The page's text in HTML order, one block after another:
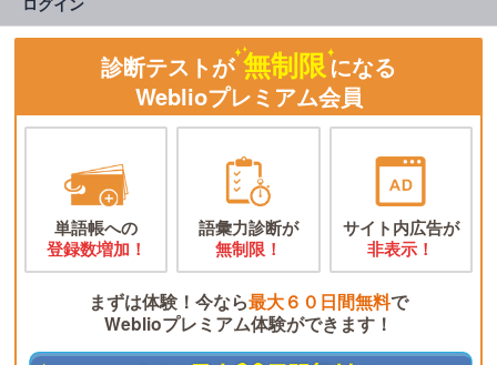
診断テストが 無制限になる
Weblioプレミアム会員
単語帳への
登録数増加！
語彙力診断が
無制限！
サイト内広告が
非表示！
まずは体験！今なら最大６０日間無料で
Weblioプレミアム体験ができます！